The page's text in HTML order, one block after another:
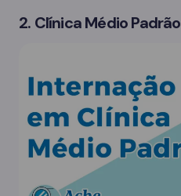
2. Clínica Médio Padrão